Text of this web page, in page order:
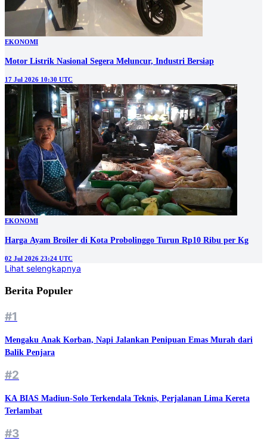
EKONOMI
Motor Listrik Nasional Segera Meluncur, Industri Bersiap
17 Jul 2026 10:30 UTC
EKONOMI
Harga Ayam Broiler di Kota Probolinggo Turun Rp10 Ribu per Kg
02 Jul 2026 23:24 UTC
Lihat selengkapnya
Berita Populer
#1
Mengaku Anak Korban, Napi Jalankan Penipuan Emas Murah dari
Balik Penjara
#2
KA BIAS Madiun-Solo Terkendala Teknis, Perjalanan Lima Kereta
Terlambat
#3